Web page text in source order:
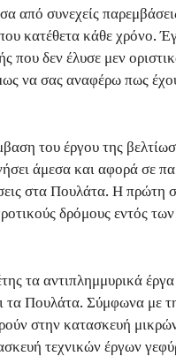
από συνεχείς
κατέθετα κάθε χρόνο.
που δεν έλυσε μεν
να σας αναφέρω πως
του έργου της
άμεσα και αφορά σε
στα Πουλάτα. Η πρώτη
δρόμους εντός
τα αντιπλημμυρικά
τα Πουλάτα. Σύμφωνα με
στην κατασκευή
τεχνικών έργων